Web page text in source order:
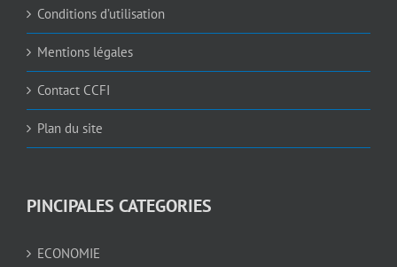
Conditions d’utilisation
Mentions légales
Contact CCFI
Plan du site
PINCIPALES CATEGORIES
ECONOMIE